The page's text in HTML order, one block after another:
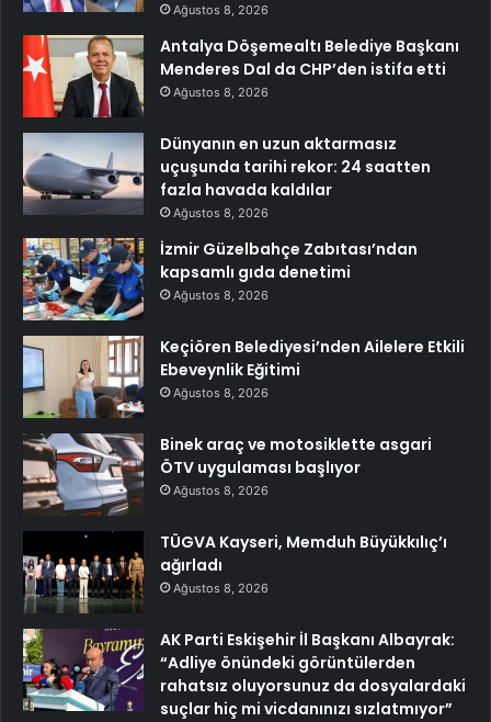
Ağustos 8, 2026
Antalya Döşemealtı Belediye Başkanı
Menderes Dal da CHP’den istifa etti
Ağustos 8, 2026
Dünyanın en uzun aktarmasız
uçuşunda tarihi rekor: 24 saatten
fazla havada kaldılar
Ağustos 8, 2026
İzmir Güzelbahçe Zabıtası’ndan
kapsamlı gıda denetimi
Ağustos 8, 2026
Keçiören Belediyesi’nden Ailelere Etkili
Ebeveynlik Eğitimi
Ağustos 8, 2026
Binek araç ve motosiklette asgari
ÖTV uygulaması başlıyor
Ağustos 8, 2026
TÜGVA Kayseri, Memduh Büyükkılıç’ı
ağırladı
Ağustos 8, 2026
AK Parti Eskişehir İl Başkanı Albayrak:
“Adliye önündeki görüntülerden
rahatsız oluyorsunuz da dosyalardaki
suçlar hiç mi vicdanınızı sızlatmıyor”